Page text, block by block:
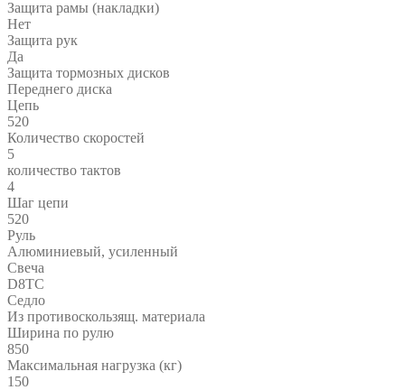
Защита рамы (накладки)
Нет
Защита рук
Да
Защита тормозных дисков
Переднего диска
Цепь
520
Количество скоростей
5
количество тактов
4
Шаг цепи
520
Руль
Алюминиевый, усиленный
Свеча
D8TC
Седло
Из противоскользящ. материала
Ширина по рулю
850
Максимальная нагрузка (кг)
150